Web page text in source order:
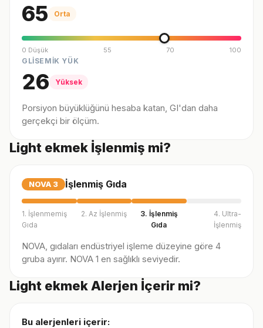
65 Orta
0 Düşük 55 70 100
GLİSEMİK YÜK
26 Yüksek
Porsiyon büyüklüğünü hesaba katan, GI'dan daha
gerçekçi bir ölçüm.
Light ekmek İşlenmiş mi?
NOVA 3 İşlenmiş Gıda
1. İşlenmemiş
Gıda
2. Az İşlenmiş
3. İşlenmiş
Gıda
4. Ultra-
İşlenmiş
NOVA, gıdaları endüstriyel işleme düzeyine göre 4
gruba ayırır. NOVA 1 en sağlıklı seviyedir.
Light ekmek Alerjen İçerir mi?
Bu alerjenleri içerir: